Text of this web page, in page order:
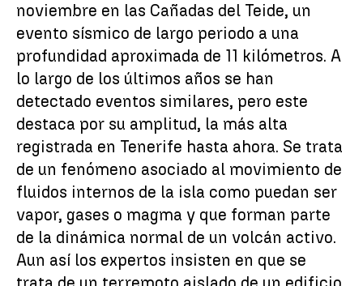
noviembre en las Cañadas del Teide, un
evento sísmico de largo periodo a una
profundidad aproximada de 11 kilómetros. A
lo largo de los últimos años se han
detectado eventos similares, pero este
destaca por su amplitud, la más alta
registrada en Tenerife hasta ahora. Se trata
de un fenómeno asociado al movimiento de
fluidos internos de la isla como puedan ser
vapor, gases o magma y que forman parte
de la dinámica normal de un volcán activo.
Aun así los expertos insisten en que se